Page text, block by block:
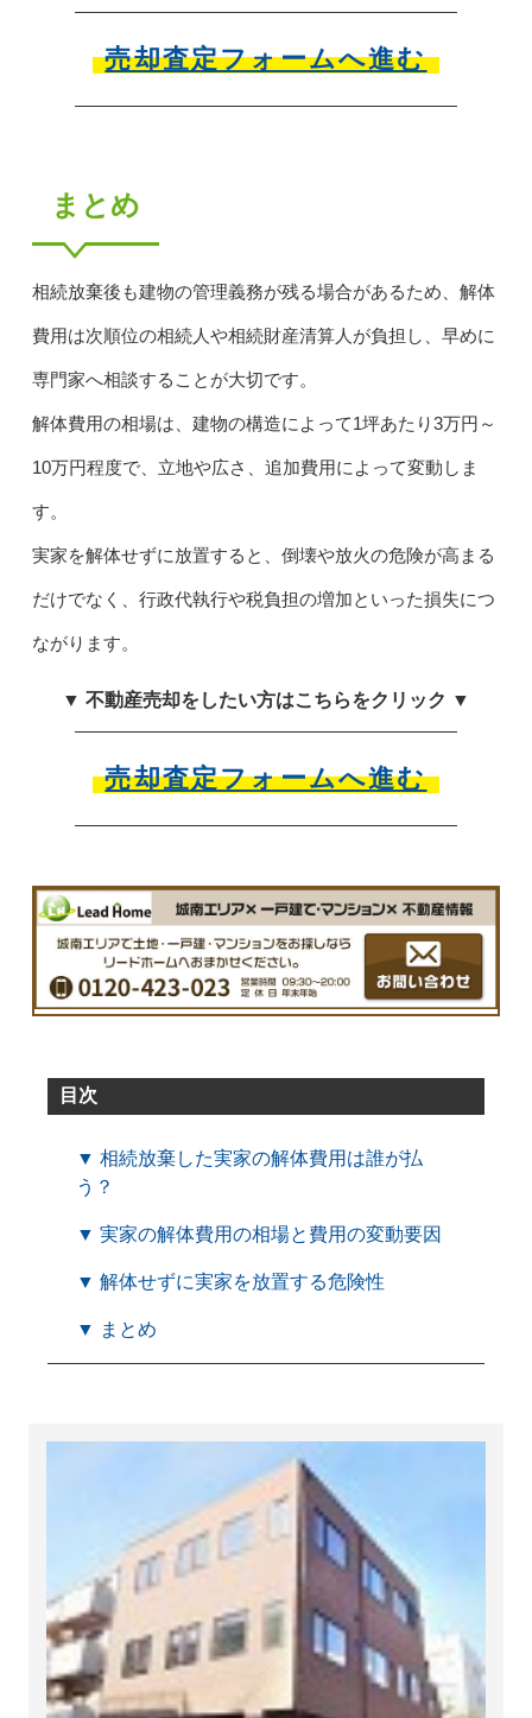
売却査定フォームへ進む
まとめ
相続放棄後も建物の管理義務が残る場合があるため、解体
費用は次順位の相続人や相続財産清算人が負担し、早めに
専門家へ相談することが大切です。
解体費用の相場は、建物の構造によって1坪あたり3万円～
10万円程度で、立地や広さ、追加費用によって変動しま
す。
実家を解体せずに放置すると、倒壊や放火の危険が高まる
だけでなく、行政代執行や税負担の増加といった損失につ
ながります。
▼ 不動産売却をしたい方はこちらをクリック ▼
売却査定フォームへ進む
目次
▼ 相続放棄した実家の解体費用は誰が払
う？
▼ 実家の解体費用の相場と費用の変動要因
▼ 解体せずに実家を放置する危険性
▼ まとめ